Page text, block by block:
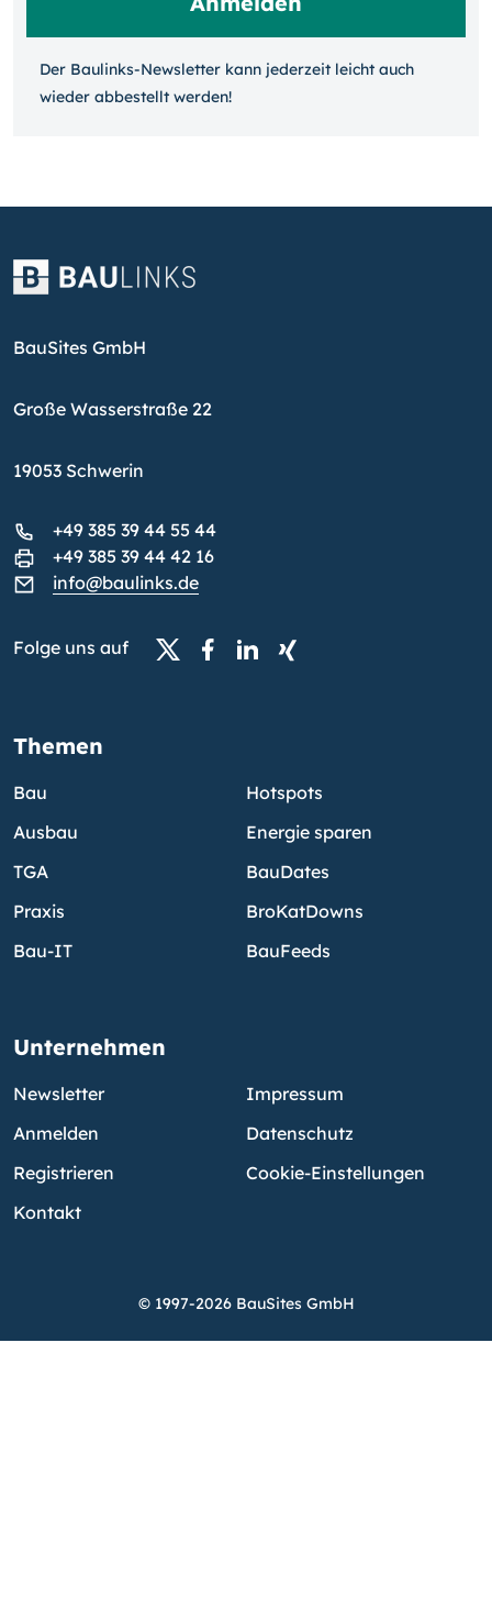
Der Baulinks-Newsletter kann jeder­zeit leicht auch
wieder ab­bestellt werden!
BauSites GmbH
Große Wasserstraße 22
19053 Schwerin
+49 385 39 44 55 44
+49 385 39 44 42 16
info@baulinks.de
Folge uns auf
Themen
Bau
Ausbau
TGA
Praxis
Bau-IT
Hotspots
Energie sparen
BauDates
BroKatDowns
BauFeeds
Unternehmen
Newsletter
Anmelden
Registrieren
Kontakt
Impressum
Datenschutz
Cookie-Einstellungen
© 1997-2026 BauSites GmbH